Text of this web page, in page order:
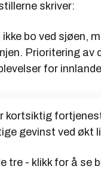
skriver:
ikke bo ved sjøen,
Prioritering av
for
kortsiktig
gevinst ved økt
tre - klikk for å se